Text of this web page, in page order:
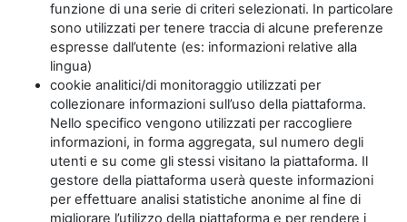
funzione di una serie di criteri selezionati. In particolare
sono utilizzati per tenere traccia di alcune preferenze
espresse dall’utente (es: informazioni relative alla
lingua)
cookie analitici/di monitoraggio utilizzati per
collezionare informazioni sull’uso della piattaforma.
Nello specifico vengono utilizzati per raccogliere
informazioni, in forma aggregata, sul numero degli
utenti e su come gli stessi visitano la piattaforma. Il
gestore della piattaforma userà queste informazioni
per effettuare analisi statistiche anonime al fine di
migliorare l’utilizzo della piattaforma e per rendere i